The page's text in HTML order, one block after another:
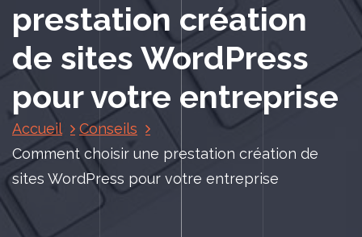
prestation création
de sites WordPress
pour votre entreprise
Accueil
Conseils
Comment choisir une prestation création de
sites WordPress pour votre entreprise